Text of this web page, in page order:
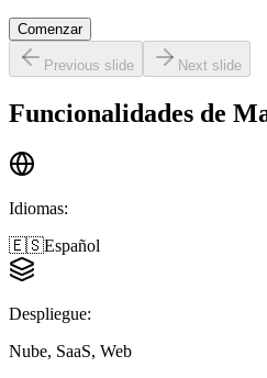
Comenzar
Previous slide Next slide
Funcionalidades de
Idiomas:
🇪🇸Español
Despliegue:
Nube, SaaS, Web